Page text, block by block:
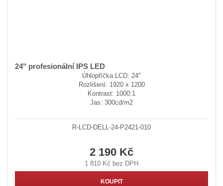
24" profesionální IPS LED
Úhlopříčka LCD: 24"
Rozlišení: 1920 x 1200
Kontrast: 1000:1
Jas: 300cd/m2
R-LCD-DELL-24-P2421-010
2 190 Kč
1 810 Kč bez DPH
KOUPIT